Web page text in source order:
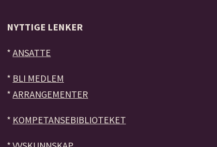
NYTTIGE LENKER
* ANSATTE
* BLI MEDLEM
* ARRANGEMENTER
* KOMPETANSEBIBLIOTEKET